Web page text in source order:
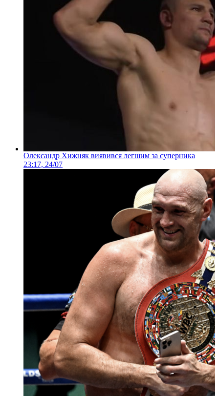
Олександр Хижняк виявився легшим за суперника
23:17, 24/07